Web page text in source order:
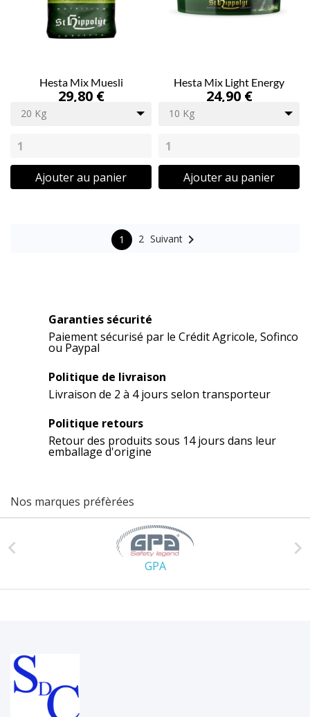
Hesta Mix Muesli
29,80 €
20 Kg
Ajouter au panier
Hesta Mix Light Energy
24,90 €
10 Kg
Ajouter au panier
1 2 Suivant
Garanties sécurité
Paiement sécurisé par le Crédit Agricole, Sofinco
ou Paypal
Politique de livraison
Livraison de 2 à 4 jours selon transporteur
Politique retours
Retour des produits sous 14 jours dans leur
emballage d'origine
Nos marques préfèrées

GPA
